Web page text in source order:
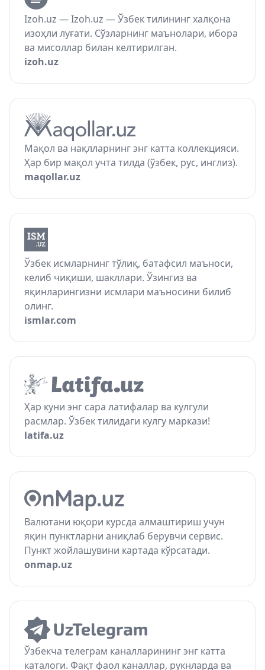
Izoh.uz — Izoh.uz — Ўзбек тилининг халқона
изоҳли луғати. Сўзларнинг маънолари, ибора
ва мисоллар билан келтирилган.
izoh.uz
Мақол ва нақлларнинг энг катта коллекцияси.
Ҳар бир мақол учта тилда (ўзбек, рус, инглиз).
maqollar.uz
Ўзбек исмларнинг тўлиқ, батафсил маъноси,
келиб чиқиши, шакллари. Ўзингиз ва
яқинларингизни исмлари маъносини билиб
олинг.
ismlar.com
Ҳар куни энг сара латифалар ва кулгули
расмлар. Ўзбек тилидаги кулгу маркази!
latifa.uz
Валютани юқори курсда алмаштириш учун
яқин пунктларни аниқлаб берувчи сервис.
Пункт жойлашувини картада кўрсатади.
onmap.uz
Ўзбекча телеграм каналларининг энг катта
каталоги. Фақт фаол каналлар, рукнларда ва